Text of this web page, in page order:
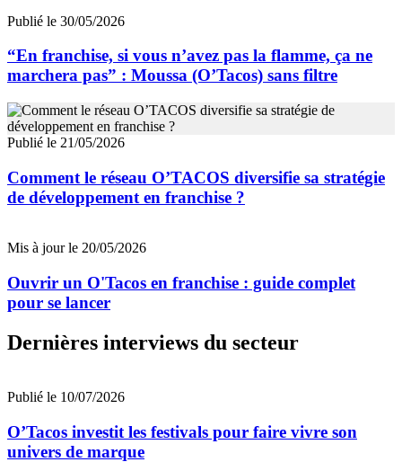
Publié le 30/05/2026
“En franchise, si vous n’avez pas la flamme, ça ne
marchera pas” : Moussa (O’Tacos) sans filtre
Publié le 21/05/2026
Comment le réseau O’TACOS diversifie sa stratégie
de développement en franchise ?
Mis à jour le 20/05/2026
Ouvrir un O'Tacos en franchise : guide complet
pour se lancer
Dernières interviews du secteur
Publié le 10/07/2026
O’Tacos investit les festivals pour faire vivre son
univers de marque